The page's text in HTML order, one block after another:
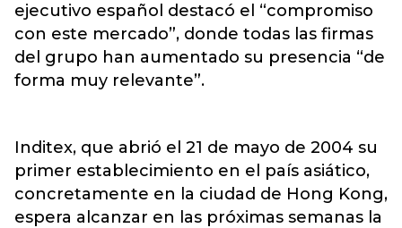
ejecutivo español destacó el “compromiso
con este mercado”, donde todas las firmas
del grupo han aumentado su presencia “de
forma muy relevante”.
Inditex, que abrió el 21 de mayo de 2004 su
primer establecimiento en el país asiático,
concretamente en la ciudad de Hong Kong,
espera alcanzar en las próximas semanas la